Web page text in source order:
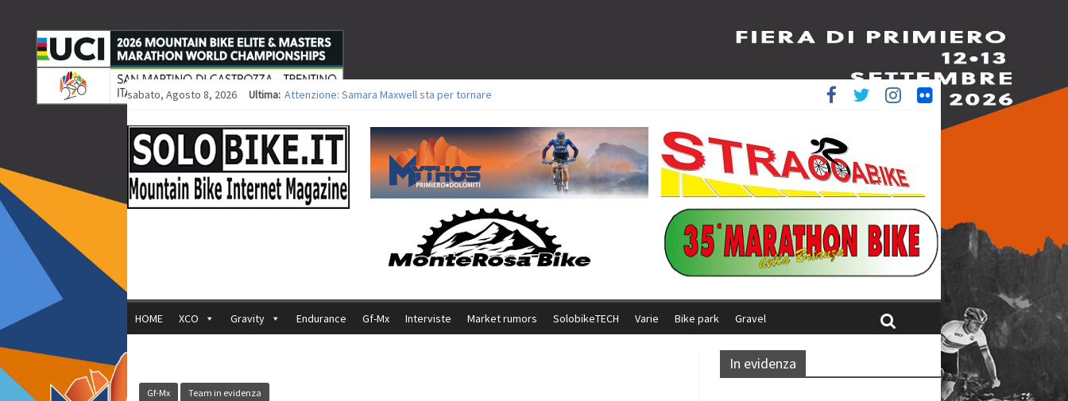
sabato, Agosto 8, 2026 Ultima: Attenzione: Samara Maxwell sta per tornare
Europei XCO: vittorie per Ghibaudo, Grossmann e Gallis. Signorelli 5^ la migliore tra gli italiani
35ª Marathon Bike della Brianza: l’ultima sfida agonistica di una leggendaria storia
Europei MTB: il Team Relay firma il secondo argento azzurro a Monteceneri
HOME XCO Gravity Endurance Gf-Mx Interviste Market rumors SolobikeTECH Varie Bike park Gravel
Gf-Mx Team in evidenza
In evidenza